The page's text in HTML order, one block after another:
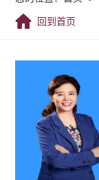
回到首页